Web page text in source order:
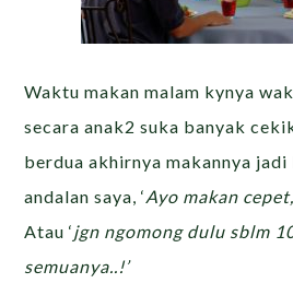
Waktu makan malam kynya
secara anak2 suka banyak
berdua akhirnya makannya jadi
andalan saya, ‘Ayo makan
Atau ‘jgn ngomong dulu sblm
semuanya..!’